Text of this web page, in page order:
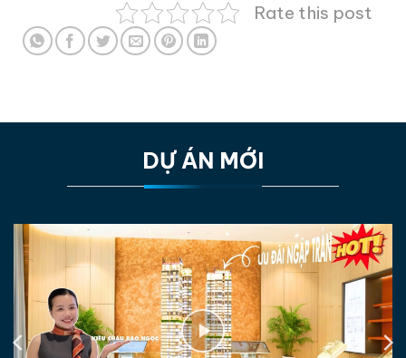
Rate this post
DỰ ÁN MỚI